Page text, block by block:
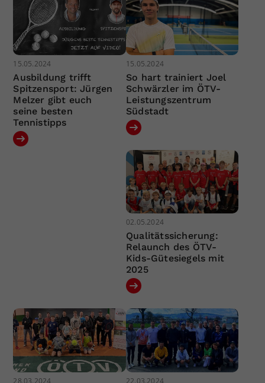
15.05.2024
Ausbildung trifft
Spitzensport: Jürgen
Melzer gibt euch
seine besten
Tennistipps
15.05.2024
So hart trainiert Joel
Schwärzler im ÖTV-
Leistungszentrum
Südstadt
02.05.2024
Qualitätssicherung:
Relaunch des ÖTV-
Kids-Gütesiegels mit
2025
28.03.2024 22.03.2024